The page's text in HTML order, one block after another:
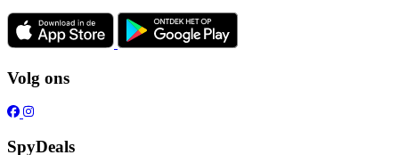
Volg ons
SpyDeals